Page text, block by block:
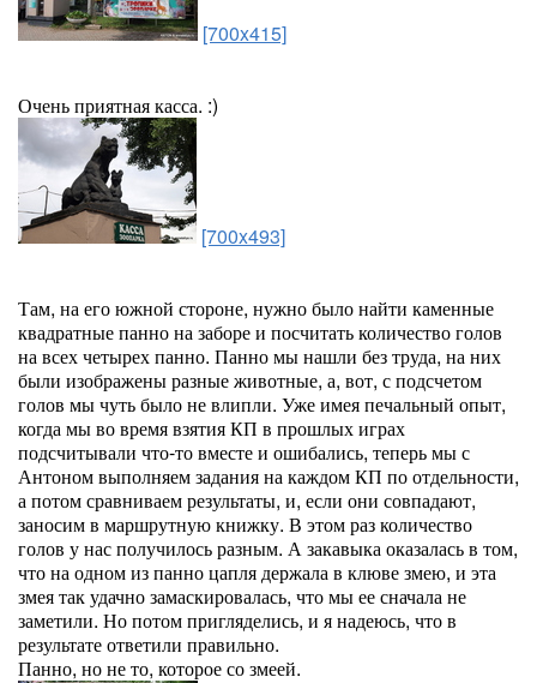
[700x415]
Очень приятная касса. :)
[700x493]
Там, на его южной стороне, нужно было найти каменные
квадратные панно на заборе и посчитать количество голов
на всех четырех панно. Панно мы нашли без труда, на них
были изображены разные животные, а, вот, с подсчетом
голов мы чуть было не влипли. Уже имея печальный опыт,
когда мы во время взятия КП в прошлых играх
подсчитывали что-то вместе и ошибались, теперь мы с
Антоном выполняем задания на каждом КП по отдельности,
а потом сравниваем результаты, и, если они совпадают,
заносим в маршрутную книжку. В этом раз количество
голов у нас получилось разным. А закавыка оказалась в том,
что на одном из панно цапля держала в клюве змею, и эта
змея так удачно замаскировалась, что мы ее сначала не
заметили. Но потом пригляделись, и я надеюсь, что в
результате ответили правильно.
Панно, но не то, которое со змеей.